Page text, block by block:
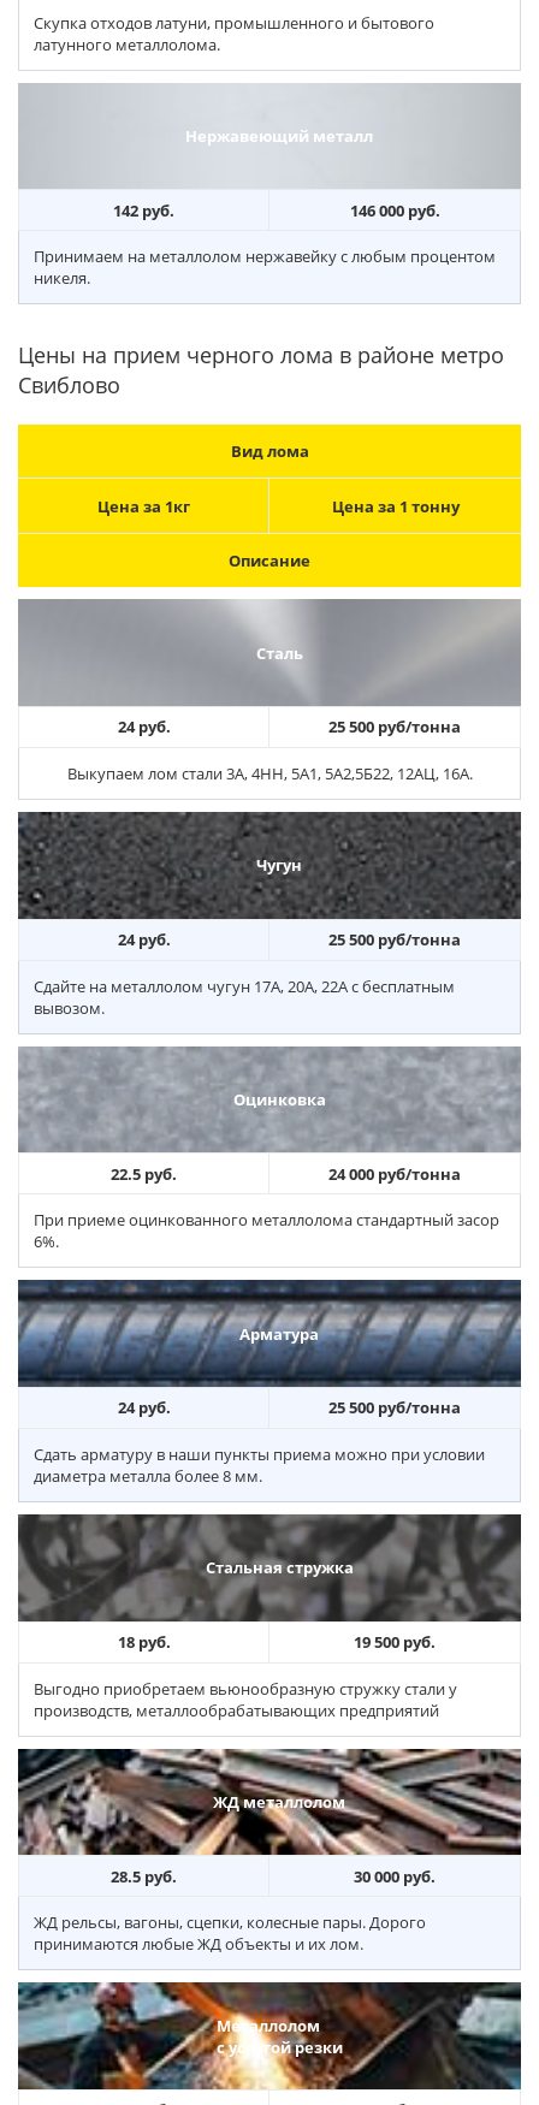
Скупка отходов латуни, промышленного и бытового
латунного металлолома.
Нержавеющий металл
142 руб. 146 000 руб.
Принимаем на металлолом нержавейку с любым процентом
никеля.
Цены на прием черного лома в районе метро
Свиблово
Вид лома
Цена за 1кг Цена за 1 тонну
Описание
Сталь
24 руб. 25 500 руб/тонна
Выкупаем лом стали 3А, 4НН, 5А1, 5А2,5Б22, 12АЦ, 16А.
Чугун
24 руб. 25 500 руб/тонна
Сдайте на металлолом чугун 17А, 20А, 22А с бесплатным
вывозом.
Оцинковка
22.5 руб. 24 000 руб/тонна
При приеме оцинкованного металлолома стандартный засор
6%.
Арматура
24 руб. 25 500 руб/тонна
Сдать арматуру в наши пункты приема можно при условии
диаметра металла более 8 мм.
Стальная стружка
18 руб. 19 500 руб.
Выгодно приобретаем вьюнообразную стружку стали у
производств, металлообрабатывающих предприятий
ЖД металлолом
28.5 руб. 30 000 руб.
ЖД рельсы, вагоны, сцепки, колесные пары. Дорого
принимаются любые ЖД объекты и их лом.
Металлолом
с услугой резки